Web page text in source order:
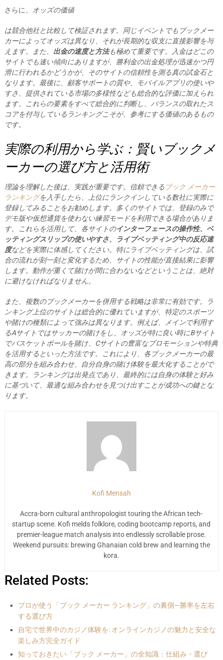
さらに、 オッズの価値
は競合他社と比較して検証されます。同じイベントでもブックメー
カーによってオッズは異なり、それが長期的な収支に直接影響を与
えます。また、 出金の速度と方法も極めて重要です。入金はどこの
サイトでも速い傾向にありますが、勝利金の出金処理が迅速かつ円
滑に行われるかどうかが、そのサイトの信頼性を測る真の試金石と
なります。最後に、 顧客サポートの質や、モバイルアプリの使いや
すさ、提供されている市場の多様性なども総合的な評価に加えられ
ます。これらの要素をすべて総合的に判断し、バランスの取れたス
コアを付与しているランキングこそが、参考にする価値のあるもの
です。
実際の利用から学ぶ：賢いブックメ
ーカーの選び方と活用術
理論を理解した後は、実践が重要です。信頼できる ブック メーカー
ランキングを入手したら、上位にランクインしている数社に実際に
登録してみることをお勧めします。多くのサイトでは、登録のみで
デモ版や仮想通貨を使わない練習モードを利用できる場合がありま
す。これらを活用して、各サイトのインターフェースの操作性、ベ
ッティングスリップの使いやすさ、ライブベッティング中の反応速
度などを実際に体感してください。特にライブベッティングは、試
合の流れが刻一刻と変化するため、サイトの性能が直接結果に影響
します。動作が重くて賭けが間に合わないなどということは、絶対
に避けなければなりません。
また、複数のブックメーカーを併用する戦略は非常に有効です。ラ
ンキング上位のサイトは総合的に優れていますが、特定のスポーツ
や賭けの種類によって強みは異なります。例えば、メインで利用す
るAサイトではサッカーの賭けをし、オッズが特に良い時にBサイト
でバスケットボールを賭け、Cサイトの豊富なプロモーションや特典
を活用するといった方法です。これにより、各ブックメーカーの最
高の部分を組み合わせ、自分自身の賭け体験を最大化することがで
きます。ランキングは出発点であり、最終的には自身の体験と好み
に基づいて、最適な組み合わせを見つけ出すことが成功への鍵とな
ります。
Kofi Mensah
Accra-born cultural anthropologist touring the African tech-
startup scene. Kofi melds folklore, coding bootcamp reports, and
premier-league match analysis into endlessly scrollable prose.
Weekend pursuits: brewing Ghanaian cold brew and learning the
kora.
Related Posts:
プロが使う「ブック メーカー ランキング」の裏側—勝率を左右
する選び方
自宅で世界中のカジノ体験を: オンラインカジノの魅力と安全な
楽しみ方完全ガイド
知っておきたい「ブック メーカー」の全知識：仕組み・選び